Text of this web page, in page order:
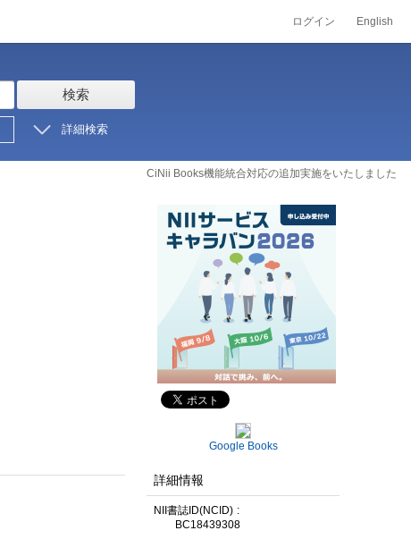
ログイン English
検索
詳細検索
CiNii Books機能統合対応の追加実施をいたしました
Google Books
詳細情報
NII書誌ID(NCID)
BC18439308